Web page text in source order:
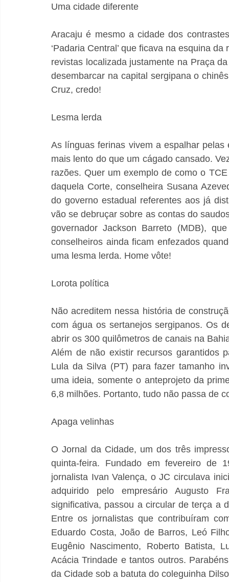
Uma cidade diferente
Aracaju é mesmo a cidade dos
‘Padaria Central’ que ficava na esquina
revistas localizada justamente na Praça
desembarcar na capital sergipana o
Cruz, credo!
Lesma lerda
As línguas ferinas vivem a espalhar
mais lento do que um cágado cansado.
razões. Quer um exemplo de como o
daquela Corte, conselheira Susana
do governo estadual referentes aos já
vão se debruçar sobre as contas do
governador Jackson Barreto (MDB),
conselheiros ainda ficam enfezados
uma lesma lerda. Home vôte!
Lorota política
Não acreditem nessa história de
com água os sertanejos sergipanos. Os
abrir os 300 quilômetros de canais na
Além de não existir recursos garantidos
Lula da Silva (PT) para fazer tamanho
uma ideia, somente o anteprojeto da
6,8 milhões. Portanto, tudo não passa de
Apaga velinhas
O Jornal da Cidade, um dos três
quinta-feira. Fundado em fevereiro de
jornalista Ivan Valença, o JC circulava
adquirido pelo empresário Augusto
significativa, passou a circular de terça a
Entre os jornalistas que contribuíram
Eduardo Costa, João de Barros, Leó
Eugênio Nascimento, Roberto Batista,
Acácia Trindade e tantos outros.
da Cidade sob a batuta do coleguinha